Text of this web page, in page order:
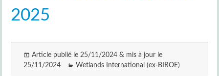
2025
Article publié le 25/11/2024 & mis à jour le
25/11/2024
Wetlands International (ex-BIROE)